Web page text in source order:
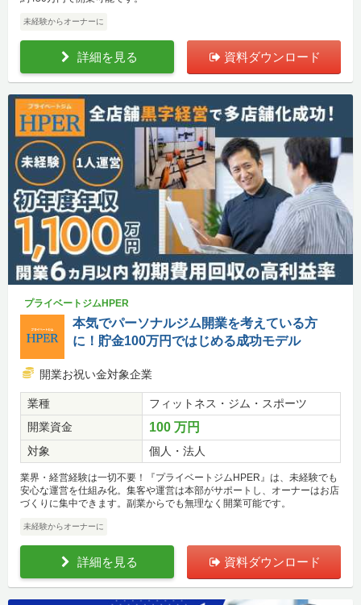
未経験からオーナーに
詳細を見る 資料ダウンロード
プライベートジムHPER
本気でパーソナルジム開業を考えている方
に！貯金100万円ではじめる成功モデル
開業お祝い金対象企業
業種
フィットネス・ジム・スポーツ
開業資金
100 万円
対象 個人・法人
業界・経営経験は一切不要！『プライベートジムHPER』は、未経験でも
安心な運営を仕組み化。集客や運営は本部がサポートし、オーナーはお店
づくりに集中できます。副業からでも無理なく開業可能です。
未経験からオーナーに
詳細を見る 資料ダウンロード